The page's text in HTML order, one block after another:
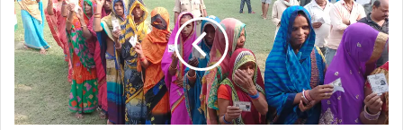
बासोपट्टी
में
पंचायत
चुनाव
का
मतदान
शांतिपूर्ण